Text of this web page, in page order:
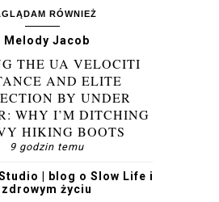
RÓWNIEŻ
Melody Jacob
THE UA VELOCITI
AND ELITE
BY UNDER
WHY I’M DITCHING
HIKING BOOTS
9 godzin temu
| blog o Slow Life i
zdrowym życiu